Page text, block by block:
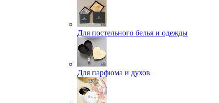
Для постельного белья и одежды
Для парфюма и духов